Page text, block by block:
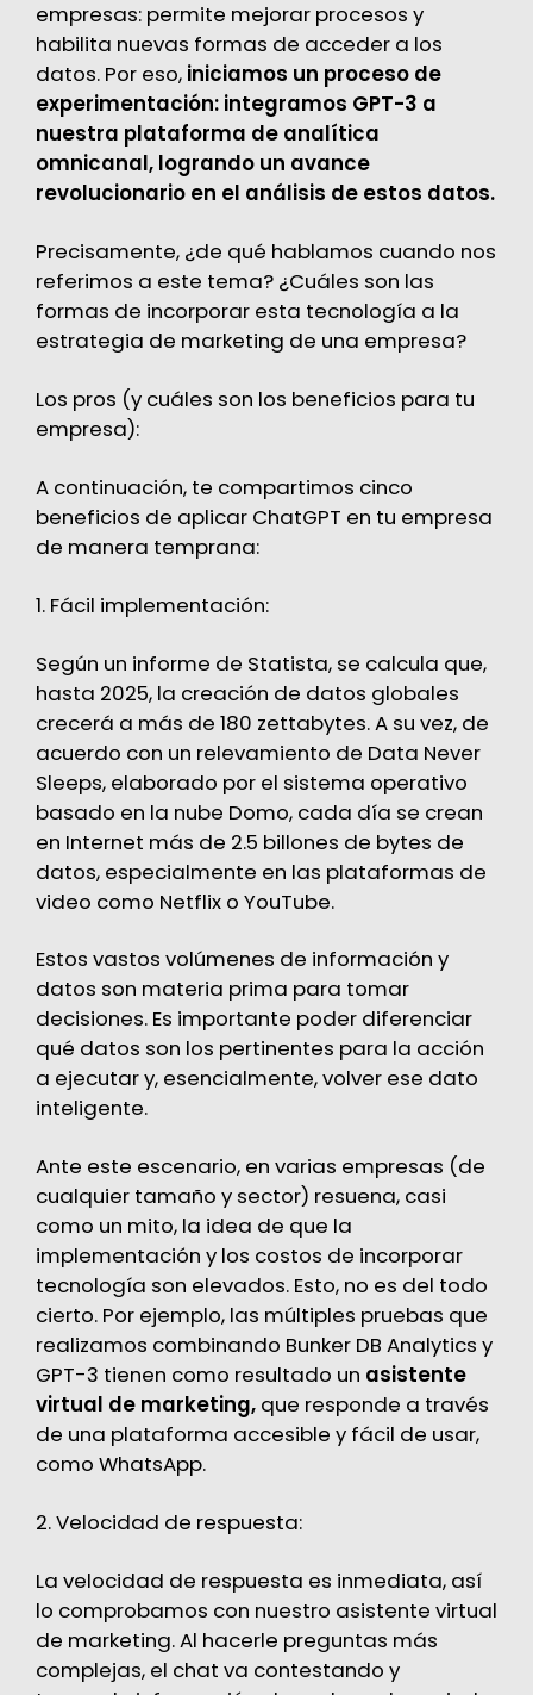
empresas: permite mejorar procesos y
habilita nuevas formas de acceder a los
datos. Por eso,iniciamos un proceso de
experimentación: integramos GPT-3 a
nuestra plataforma de analítica
omnicanal, logrando un avance
revolucionario en el análisis de estos datos.
Precisamente, ¿de qué hablamos cuando nos
referimos a este tema? ¿Cuáles son las
formas de incorporar esta tecnología a la
estrategia de marketing de una empresa?
Los pros (y cuáles son los beneficios para tu
empresa):
A continuación, te compartimos cinco
beneficios de aplicar ChatGPT en tu empresa
de manera temprana:
1. Fácil implementación:
Según un informe de Statista, se calcula que,
hasta 2025, la creación de datos globales
crecerá a más de 180 zettabytes. A su vez, de
acuerdo con un relevamiento de Data Never
Sleeps, elaborado por el sistema operativo
basado en la nube Domo, cada día se crean
en Internet más de 2.5 billones de bytes de
datos, especialmente en las plataformas de
video como Netflix o YouTube.
Estos vastos volúmenes de información y
datos son materia prima para tomar
decisiones. Es importante poder diferenciar
qué datos son los pertinentes para la acción
a ejecutar y, esencialmente, volver ese dato
inteligente.
Ante este escenario, en varias empresas (de
cualquier tamaño y sector) resuena, casi
como un mito, la idea de que la
implementación y los costos de incorporar
tecnología son elevados. Esto, no es del todo
cierto. Por ejemplo, las múltiples pruebas que
realizamos combinando Bunker DB Analytics y
GPT-3 tienen como resultado un asistente
virtual de marketing,que responde a través
de una plataforma accesible y fácil de usar,
como WhatsApp.
2. Velocidad de respuesta:
La velocidad de respuesta es inmediata, así
lo comprobamos con nuestro asistente virtual
de marketing. Al hacerle preguntas más
complejas, el chat va contestando y